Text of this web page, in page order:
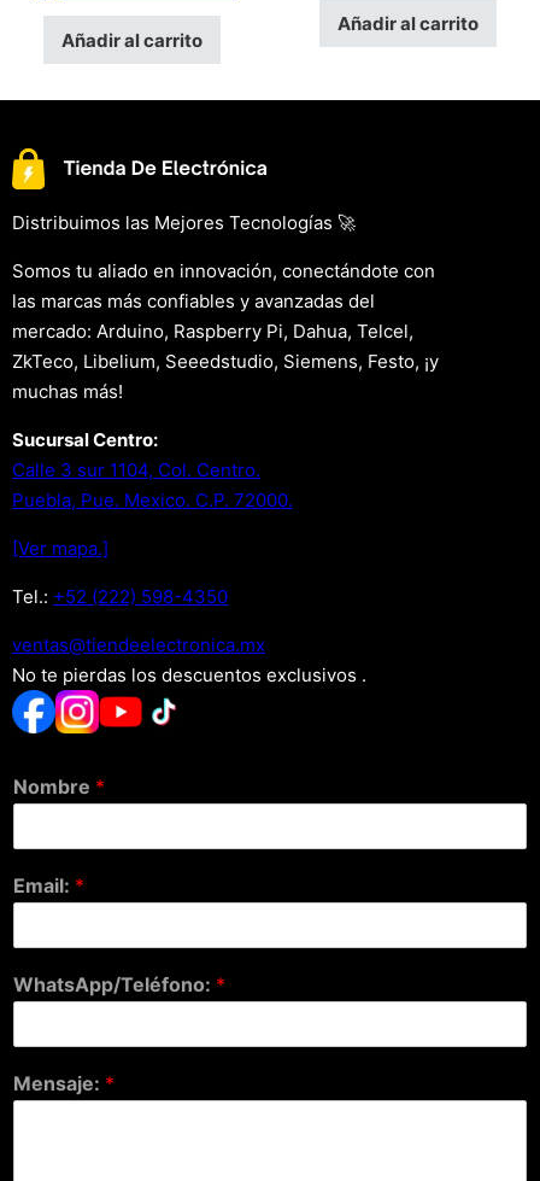
Añadir al carrito
Añadir al carrito
Distribuimos las Mejores Tecnologías 🚀
Somos tu aliado en innovación, conectándote con
las marcas más confiables y avanzadas del
mercado: Arduino, Raspberry Pi, Dahua, Telcel,
ZkTeco, Libelium, Seeedstudio, Siemens, Festo, ¡y
muchas más!
Sucursal Centro:
Calle 3 sur 1104, Col. Centro.
Puebla, Pue. Mexico. C.P. 72000.
[Ver mapa.]
Tel.: +52 (222) 598-4350
xm.acinortceleedneit@satnev
No te pierdas los descuentos exclusivos .
Nombre *
Email: *
WhatsApp/Teléfono: *
Mensaje: *